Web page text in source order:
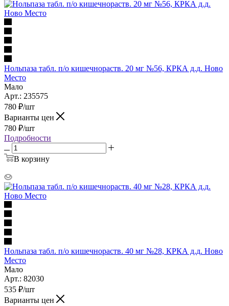
Нольпаза табл. п/о кишечнораств. 20 мг №56, КРКА д.д. Ново
Место
Мало
Арт.: 235575
780 ₽/шт
Варианты цен
780 ₽/шт
Подробности
В корзину
Нольпаза табл. п/о кишечнораств. 40 мг №28, КРКА д.д. Ново
Место
Мало
Арт.: 82030
535 ₽/шт
Варианты цен